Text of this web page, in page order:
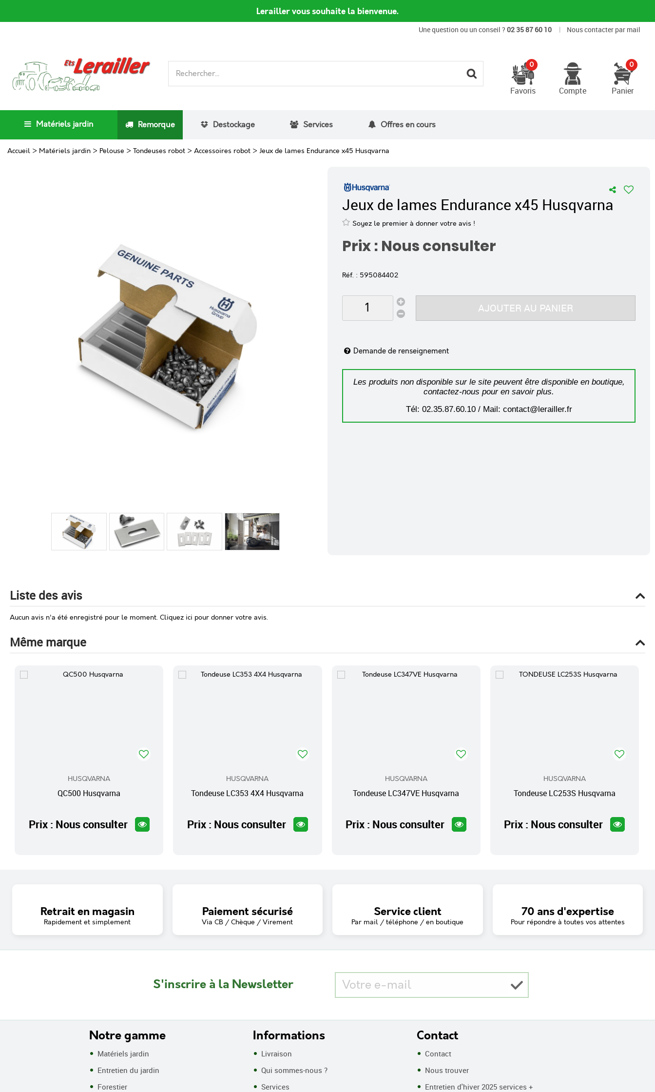
Lerailler vous souhaite la bienvenue.
Une question ou un conseil ? 02 35 87 60 10 | Nous contacter par mail
0
Favoris Compte
0
Panier
Matériels jardin Remorque Destockage Services Offres en cours
Accueil > Matériels jardin > Pelouse > Tondeuses robot > Accessoires robot > Jeux de lames Endurance x45 Husqvarna
Jeux de lames Endurance x45 Husqvarna
Soyez le premier à donner votre avis !
Prix : Nous consulter
Réf. : 595084402
AJOUTER AU PANIER
Demande de renseignement
Les produits non disponible sur le site peuvent être disponible en boutique,
contactez-nous pour en savoir plus.
Tél: 02.35.87.60.10 / Mail: contact@lerailler.fr
Liste des avis
Aucun avis n'a été enregistré pour le moment. Cliquez ici pour donner votre avis.
Même marque
HUSQVARNA
QC500 Husqvarna
Prix : Nous consulter
HUSQVARNA
Tondeuse LC353 4X4 Husqvarna
Prix : Nous consulter
HUSQVARNA
Tondeuse LC347VE Husqvarna
Prix : Nous consulter
HUSQVARNA
Tondeuse LC253S Husqvarna
Prix : Nous consulter
Retrait en magasin
Rapidement et simplement
Paiement sécurisé
Via CB / Chèque / Virement
Service client
Par mail / téléphone / en boutique
70 ans d'expertise
Pour répondre à toutes vos attentes
S'inscrire à la Newsletter
Notre gamme
Matériels jardin
Entretien du jardin
Forestier
Informations
Livraison
Qui sommes-nous ?
Services
Contact
Contact
Nous trouver
Entretien d'hiver 2025 services +